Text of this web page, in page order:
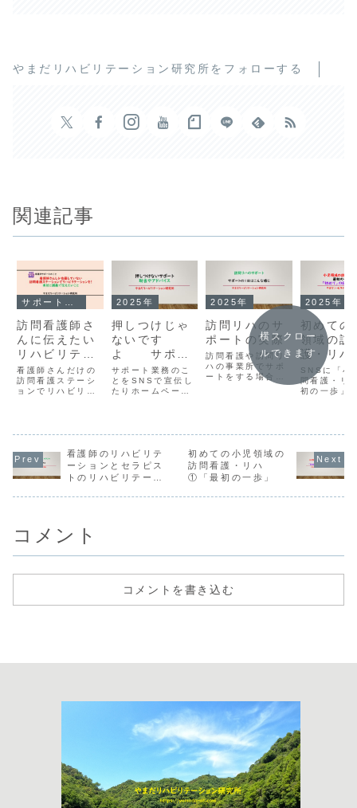
やまだリハビリテーション研究所をフォローする
関連記事
訪問看護師さ
んに伝えたい
リハビリテー
ションの実技
と講義
看護師さんだけの
訪問看護ステーシ
ョンでリハビリテ
ことなどを書いて
おきます。中心に
なるのはこんな感
じ。看護師さんへ
2025年
押しつけじゃ
ないです
よ サポー
ト業務のこと
サポート業務のこ
とをSNSで宣伝し
たりホームページ
ハ）、児童発達支
援・放課後デイ、
通所介護等々いろ
んなところ、特に
2025年
訪問リハのサ
ポートの実際
訪問看護や訪問リ
ハの事業所でサポ
ートをする場合、
１日のサポートの
なく看護師さんの
訪問に同行してリ
ハビリテーション
についての助言な
2025年
初めての
領域の訪
護・リハ
①「最初
歩」
SNSに「小
問看護・リ
初の一歩」
も訪問看護
ションのサ
横スクロー
ルできます
看護師のリハビリテ
ーションとセラピス
トのリハビリテーシ
初めての小児領域の
訪問看護・リハ
①「最初の一歩」
コメント
コメントを書き込む